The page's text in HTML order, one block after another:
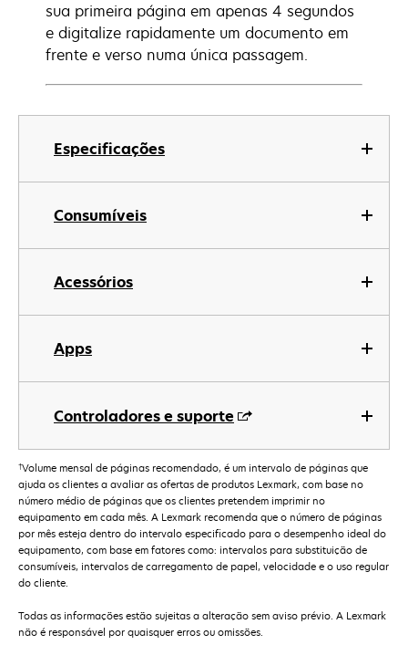
Especificações
Consumíveis
Acessórios
Apps
Controladores e suporte
sua primeira página em apenas 4 segundos
e digitalize rapidamente um documento em
frente e verso numa única passagem.
†Volume mensal de páginas recomendado, é um intervalo de páginas que
ajuda os clientes a avaliar as ofertas de produtos Lexmark, com base no
número médio de páginas que os clientes pretendem imprimir no
equipamento em cada mês. A Lexmark recomenda que o número de páginas
por mês esteja dentro do intervalo especificado para o desempenho ideal do
equipamento, com base em fatores como: intervalos para substituição de
consumíveis, intervalos de carregamento de papel, velocidade e o uso regular
do cliente.
Todas as informações estão sujeitas a alteração sem aviso prévio. A Lexmark
não é responsável por quaisquer erros ou omissões.